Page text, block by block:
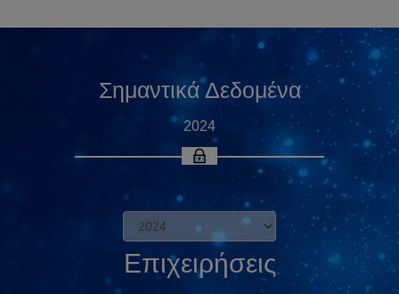
Σημαντικά Δεδομένα
2024
Επιχειρήσεις